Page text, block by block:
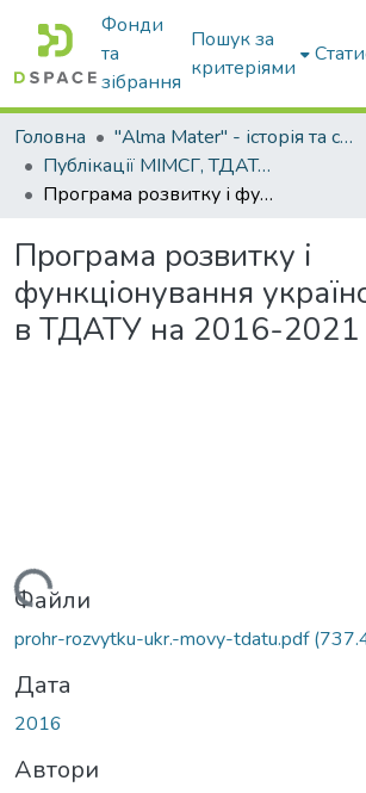
Фонди
та
зібрання
Пошук за
критеріями
Головна
"Alma Mater" - історія та сьогодення Університету
Публікації МІМСГ, ТДАТА, ТДАТУ
Програма розвитку і функціонування української мови в ТДАТУ на 2016-2021 роки
Програма розвитку і
функціонування
в ТДАТУ на 2016-2021
Файли
prohr-rozvytku-ukr.-movy-tdatu.pdf
Дата
2016
Автори